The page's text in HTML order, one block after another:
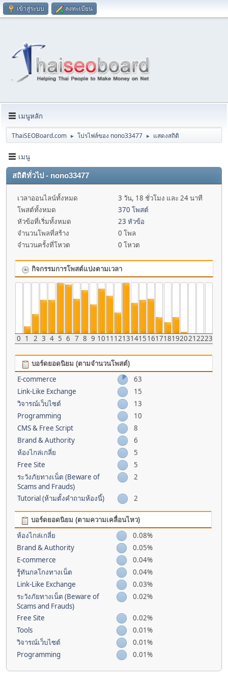
เข้าสู่ระบบ ลงทะเบียน
เมนูหลัก
ThaiSEOBoard.com ► โปรไฟล์ของ nono33477 ► แสดงสถิติ
เมนู
สถิติทั่วไป - nono33477
เวลาออนไลน์ทั้งหมด
3 วัน, 18 ชั่วโมง และ 24 นาที
โพสต์ทั้งหมด
370 โพสต์
หัวข้อที่เริ่มทั้งหมด
23 หัวข้อ
จำนวนโพลที่สร้าง
0 โพล
จำนวนครั้งที่โหวต
0 โหวต
กิจกรรมการโพสต์แบ่งตามเวลา
0 1 2 3 4 5 6 7 8 9 1011 121314151617181920212223
บอร์ดยอดนิยม (ตามจำนวนโพสต์)
E-commerce
63
Link-Like Exchange
15
วิจารณ์เว็บไซต์
13
Programming
10
CMS & Free Script
8
Brand & Authority
6
ห้องไกล่เกลี่ย
5
Free Site
5
ระวังภัยทางเน็ต (Beware of
Scams and Frauds)
2
Tutorial (ห้ามตั้งคำถามห้องนี้) 2
บอร์ดยอดนิยม (ตามความเคลื่อนไหว)
ห้องไกล่เกลี่ย
0.08%
Brand & Authority
0.05%
E-commerce
0.04%
รู้ทันกลโกงทางเน็ต
0.04%
Link-Like Exchange
0.03%
ระวังภัยทางเน็ต (Beware of
Scams and Frauds)
0.02%
Free Site
0.02%
Tools
0.01%
วิจารณ์เว็บไซต์
0.01%
Programming
0.01%